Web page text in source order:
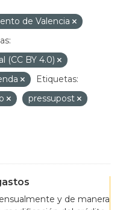
de Valencia
(CC BY 4.0)
Etiquetas:
pressupost
y de manera